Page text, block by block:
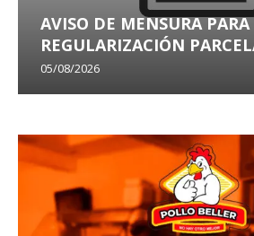
AVISO DE MENSURA PARA
REGULARIZACIÓN
05/08/2026